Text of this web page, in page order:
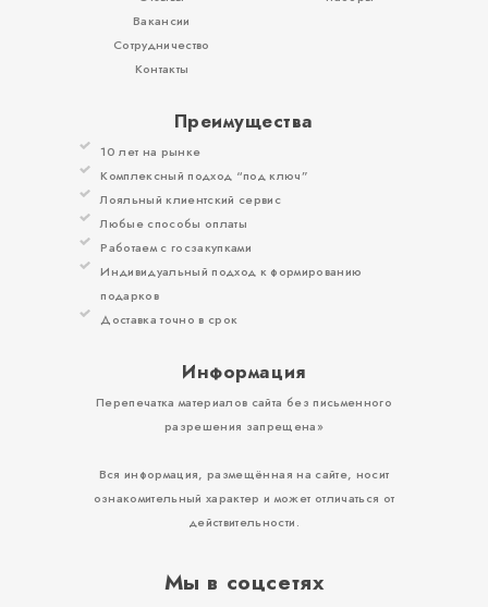
Мы в соцсетях
Вакансии
Сотрудничество
Контакты
Преимущества
10 лет на рынке
Комплексный подход “под ключ”
Лояльный клиентский сервис
Любые способы оплаты
Работаем с госзакупками
Индивидуальный подход к формированию
подарков
Доставка точно в срок
Информация
Перепечатка материалов сайта без письменного
разрешения запрещена»
Вся информация, размещённая на сайте, носит
ознакомительный характер и может отличаться от
действительности.